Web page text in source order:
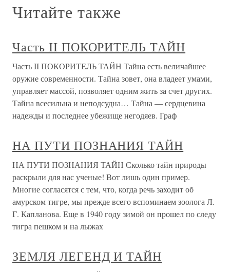
Читайте также
Часть II ПОКОРИТЕЛЬ ТАЙН
Часть II ПОКОРИТЕЛЬ ТАЙН Тайна есть величайшее
оружие современности. Тайна зовет, она владеет умами,
управляет массой, позволяет одним жить за счет других.
Тайна всесильна и неподсудна… Тайна — сердцевина
надежды и последнее убежище негодяев. Граф
НА ПУТИ ПОЗНАНИЯ ТАЙН
НА ПУТИ ПОЗНАНИЯ ТАЙН Сколько тайн природы
раскрыли для нас ученые! Вот лишь один пример.
Многие согласятся с тем, что, когда речь заходит об
амурском тигре, мы прежде всего вспоминаем зоолога Л.
Г. Капланова. Еще в 1940 году зимой он прошел по следу
тигра пешком и на лыжах
ЗЕМЛЯ ЛЕГЕНД И ТАЙН